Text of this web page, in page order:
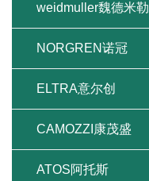
weidmuller魏德米勒
NORGREN诺冠
ELTRA意尔创
CAMOZZI康茂盛
ATOS阿托斯